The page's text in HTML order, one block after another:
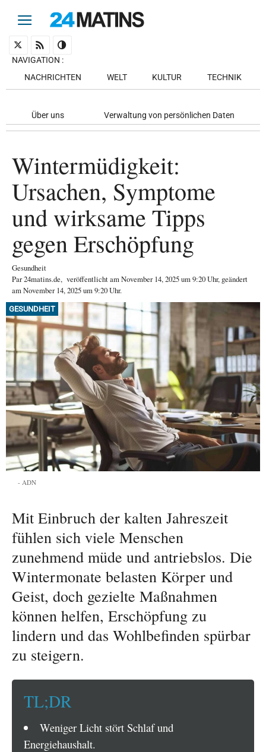
NAVIGATION :
NACHRICHTEN
WELT KULTUR TECHNIK
Über uns Verwaltung von persönlichen Daten
Wintermüdigkeit:
Ursachen, Symptome
und wirksame Tipps
gegen Erschöpfung
Gesundheit
Par24matins.de, veröffentlicht amNovember 14, 2025um 9:20 Uhr, geändert
am November 14, 2025 um 9:20 Uhr.
GESUNDHEIT
ADN
Mit Einbruch der kalten Jahreszeit
fühlen sich viele Menschen
zunehmend müde und antriebslos. Die
Wintermonate belasten Körper und
Geist, doch gezielte Maßnahmen
können helfen, Erschöpfung zu
lindern und das Wohlbefinden spürbar
zu steigern.
TL;DR
Weniger Licht stört Schlaf und
Energiehaushalt.